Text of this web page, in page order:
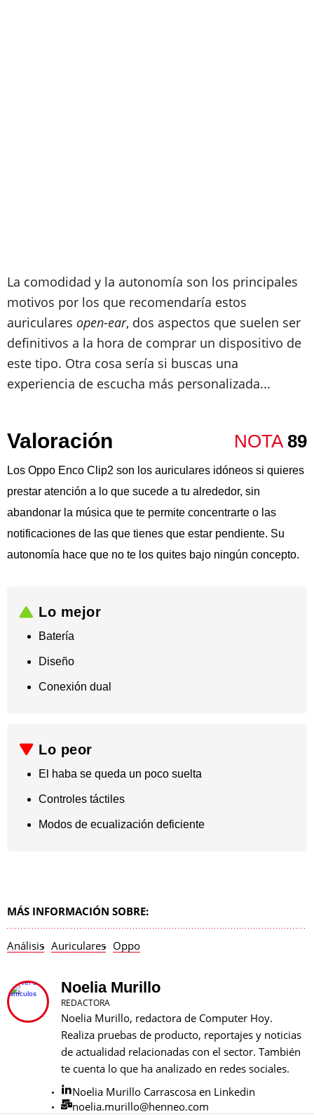
La comodidad y la autonomía son los principales
motivos por los que recomendaría estos
auriculares open-ear, dos aspectos que suelen ser
definitivos a la hora de comprar un dispositivo de
este tipo. Otra cosa sería si buscas una
experiencia de escucha más personalizada...
Valoración NOTA 89
Los Oppo Enco Clip2 son los auriculares idóneos si quieres
prestar atención a lo que sucede a tu alrededor, sin
abandonar la música que te permite concentrarte o las
notificaciones de las que tienes que estar pendiente. Su
autonomía hace que no te los quites bajo ningún concepto.
Lo mejor
Batería
​Diseño
​Conexión dual
Lo peor
El haba se queda un poco suelta
​Controles táctiles
Modos de ecualización deficiente
MÁS INFORMACIÓN SOBRE:
Análisis Auriculares Oppo
Noelia Murillo
REDACTORA
Noelia Murillo, redactora de Computer Hoy.
Realiza pruebas de producto, reportajes y noticias
de actualidad relacionadas con el sector. También
te cuenta lo que ha analizado en redes sociales.
Noelia Murillo Carrascosa en Linkedin
noelia.murillo@henneo.com